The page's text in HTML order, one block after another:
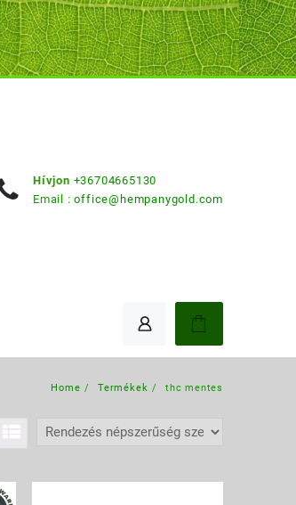
Hívjon +36704665130
Email :office@hempanygold.com
Home Termékek thc mentes